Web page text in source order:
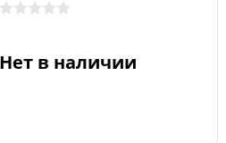
Нет в наличии